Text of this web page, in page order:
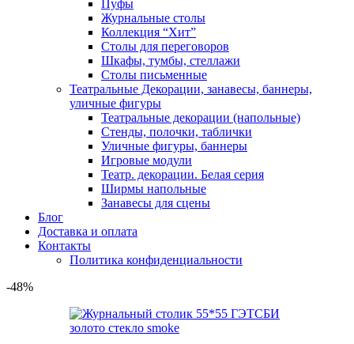
Пуфы
Журнальные столы
Коллекция “Хит”
Столы для переговоров
Шкафы, тумбы, стеллажи
Столы письменные
Театральные Декорации, занавесы, баннеры,
уличные фигуры
Театральные декорации (напольные)
Стенды, полочки, таблички
Уличные фигуры, баннеры
Игровые модули
Театр. декорации. Белая серия
Ширмы напольные
Занавесы для сцены
Блог
Доставка и оплата
Контакты
Политика конфиденциальности
-48%